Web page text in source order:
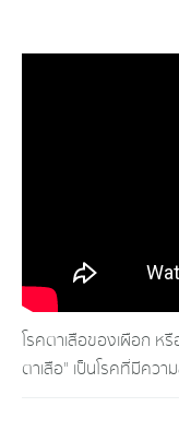
โรคตาเสือของเผือก ห
ตาเสือ" เป็นโรคที่มีคว